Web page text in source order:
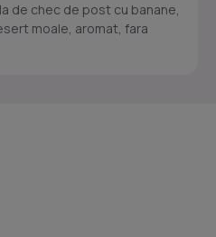
de chec de post cu banane,
moale, aromat, fara